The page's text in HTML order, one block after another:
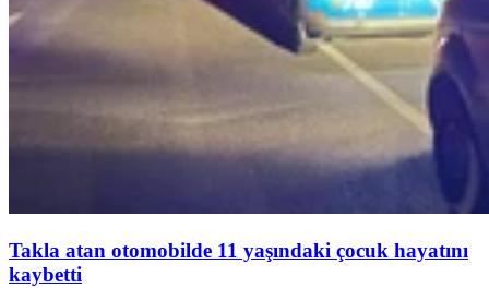
Takla atan otomobilde 11 yaşındaki çocuk hayatını
kaybetti